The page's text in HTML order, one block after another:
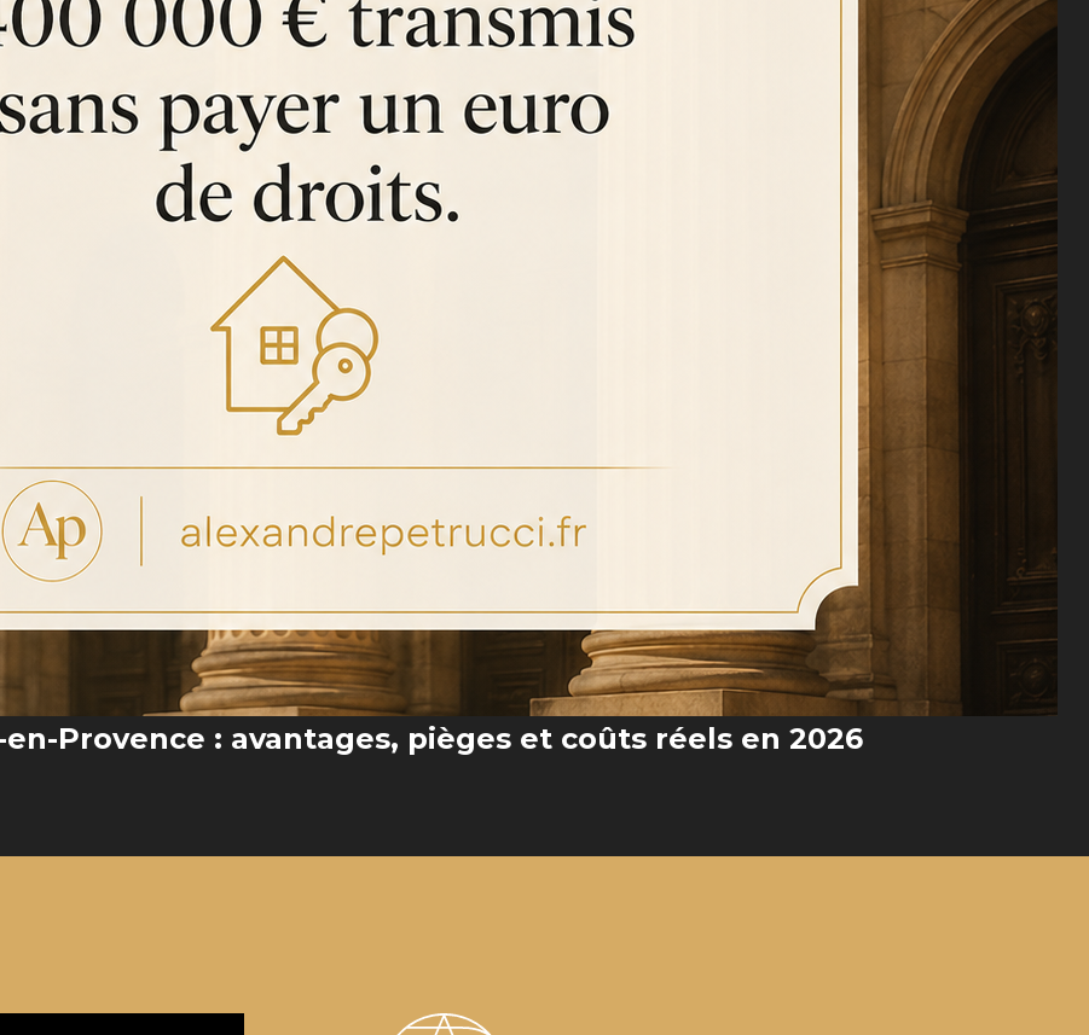
Provence : avantages, pièges et coûts réels en 2026